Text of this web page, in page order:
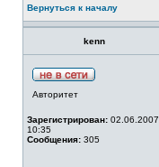
Вернуться к началу
kenn
Авторитет
Зарегистрирован: 02.06.2007
10:35
Сообщения: 305